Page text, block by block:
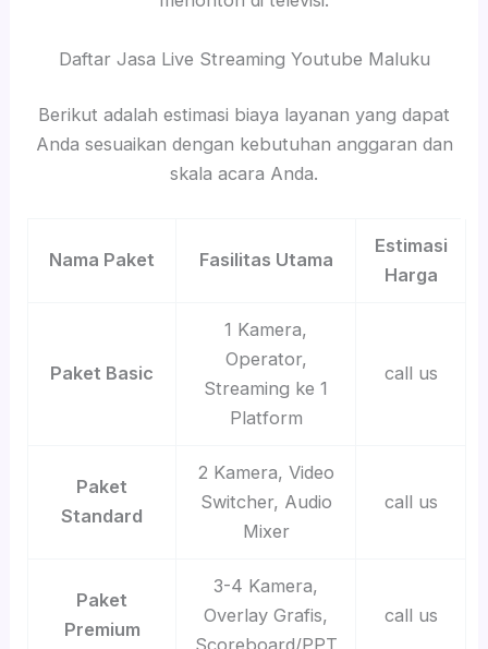
Daftar Jasa Live Streaming Youtube Maluku
Berikut adalah estimasi biaya layanan yang dapat
Anda sesuaikan dengan kebutuhan anggaran dan
skala acara Anda.
Nama Paket Fasilitas Utama
Estimasi
Harga
Paket Basic
1 Kamera,
Operator,
Streaming ke 1
Platform
call us
Paket
Standard
2 Kamera, Video
Switcher, Audio
Mixer
call us
Paket
Premium
3-4 Kamera,
Overlay Grafis,
Scoreboard/PPT
call us